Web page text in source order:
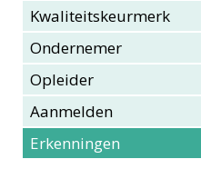
Kwaliteitskeurmerk
Ondernemer
Opleider
Aanmelden
Erkenningen